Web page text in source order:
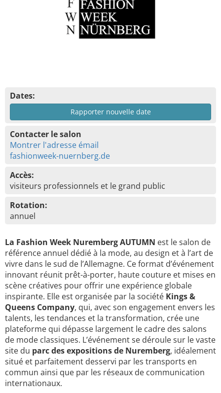
Dates:
Rapporter nouvelle date
Contacter le salon
Montrer l'adresse émail
fashionweek-nuernberg.de
Accès:
visiteurs professionnels et le grand public
Rotation:
annuel
La Fashion Week Nuremberg AUTUMN est le salon de
référence annuel dédié à la mode, au design et à l’art de
vivre dans le sud de l’Allemagne. Ce format d’événement
innovant réunit prêt-à-porter, haute couture et mises en
scène créatives pour offrir une expérience globale
inspirante. Elle est organisée par la société Kings &
Queens Company, qui, avec son engagement envers les
talents, les tendances et la transformation, crée une
plateforme qui dépasse largement le cadre des salons
de mode classiques. L’événement se déroule sur le vaste
site du parc des expositions de Nuremberg, idéalement
situé et parfaitement desservi par les transports en
commun ainsi que par les réseaux de communication
internationaux.